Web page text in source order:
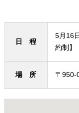
日 程
5月16
約制】
場 所 〒950-